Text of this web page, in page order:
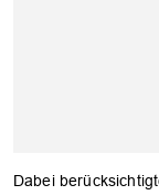
Dabei